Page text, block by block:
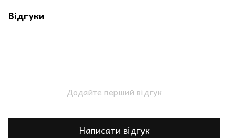
Відгуки
Додайте перший відгук
Написати відгук